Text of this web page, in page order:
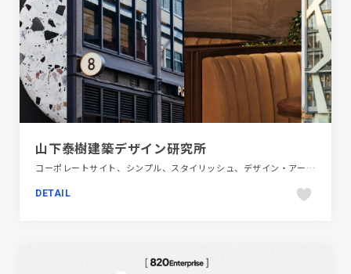
山下泰樹建築デザイン研究所
コーポレートサイト、シンプル、スタイリッシュ、デザイン・アート・音楽・文芸、フラットデザイン、ホワイト系、建設・住宅・不動産
DETAIL